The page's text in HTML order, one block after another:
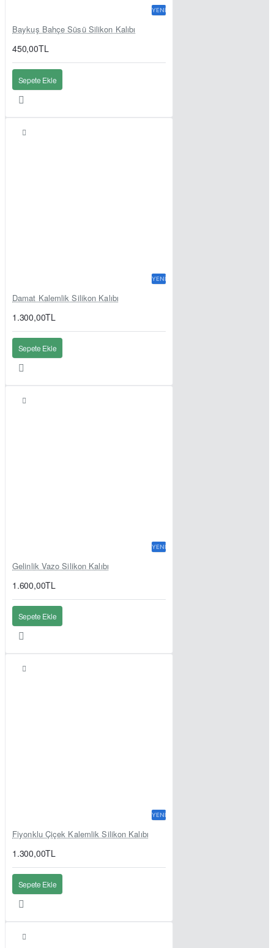
YENI
Baykuş Bahçe Süsü Silikon Kalıbı
450,00TL
Sepete Ekle
YENI
Damat Kalemlik Silikon Kalıbı
1.300,00TL
Sepete Ekle
YENI
Gelinlik Vazo Silikon Kalıbı
1.600,00TL
Sepete Ekle
YENI
Fiyonklu Çiçek Kalemlik Silikon Kalıbı
1.300,00TL
Sepete Ekle